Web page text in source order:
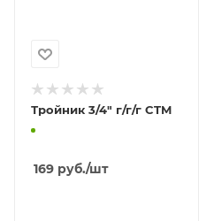
Тройник 3/4" г/г/г CTM
169 руб./шт